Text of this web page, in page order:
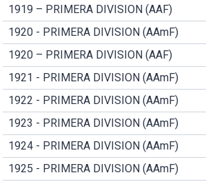
1919 – PRIMERA DIVISION (AAF)
1920 - PRIMERA DIVISION (AAmF)
1920 – PRIMERA DIVISION (AAF)
1921 - PRIMERA DIVISION (AAmF)
1922 - PRIMERA DIVISION (AAmF)
1923 - PRIMERA DIVISION (AAmF)
1924 - PRIMERA DIVISION (AAmF)
1925 - PRIMERA DIVISION (AAmF)